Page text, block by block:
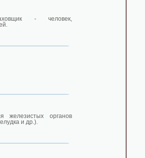
- человек,
железистых органов
и др.).